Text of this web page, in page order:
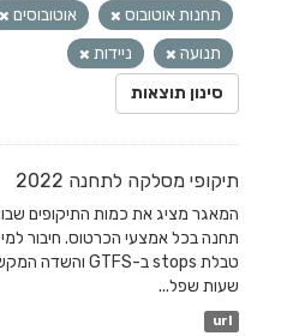
תחנות אוטובוס
אוטובוסים
תנועה
ניידות
סינון תוצאות
תיקופי מסלקה לתחנה 2022
המאגר מציג את כמות התיקופים
תחנה בכל אמצעי הכרטוס. חיבור
שעות שפל...
url